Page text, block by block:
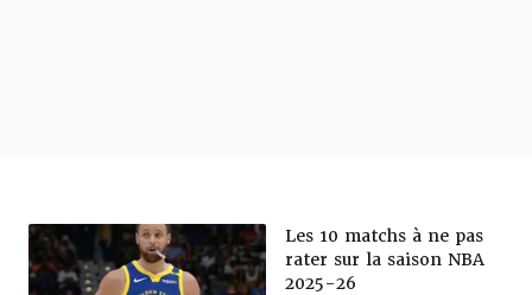
Les 10 matchs à ne pas
rater sur la saison NBA
2025-26